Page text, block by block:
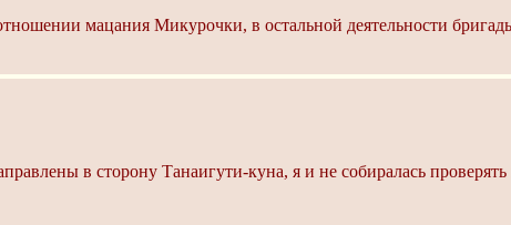
мацания Микурочки, в остальной деятельности
в сторону Танаигути-куна, я и не собиралась